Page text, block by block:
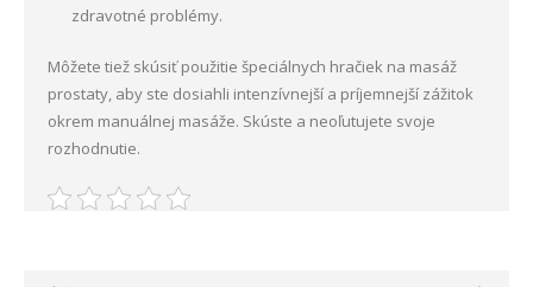
zdravotné problémy.
Môžete tiež skúsiť použitie špeciálnych hračiek na masáž
prostaty, aby ste dosiahli intenzívnejší a príjemnejší zážitok
okrem manuálnej masáže. Skúste a neoľutujete svoje
rozhodnutie.